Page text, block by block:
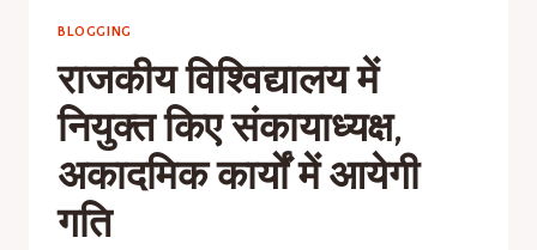
BLOGGING
राजकीय विश्विद्यालय में
नियुक्त किए संकायाध्यक्ष,
अकादमिक कार्यों में आयेगी
गति